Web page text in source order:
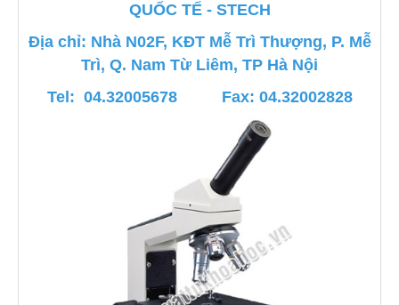
QUỐC TẾ - STECH
Địa chỉ: Nhà N02F, KĐT Mễ Trì Thượng, P. Mễ
Trì, Q. Nam Từ Liêm, TP Hà Nội
Tel: 04.32005678 Fax: 04.32002828